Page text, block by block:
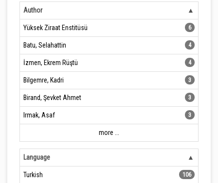
Author
Yüksek Ziraat Enstitüsü 6
Batu, Selahattin 4
İzmen, Ekrem Rüştü 4
Bilgemre, Kadri 3
Birand, Şevket Ahmet 3
Irmak, Asaf 3
more ...
Language
Turkish 106